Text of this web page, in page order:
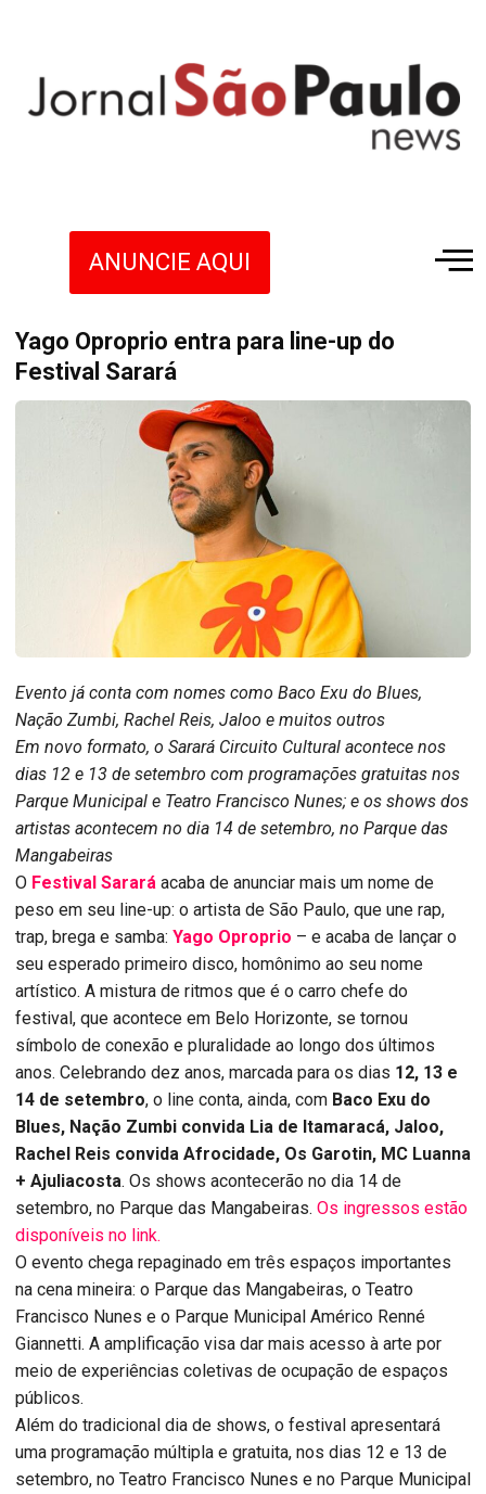
ANUNCIE AQUI
Yago Oproprio entra para line-up do
Festival Sarará
Evento já conta com nomes como Baco Exu do Blues,
Nação Zumbi, Rachel Reis, Jaloo e muitos outros
Em novo formato, o Sarará Circuito Cultural acontece nos
dias 12 e 13 de setembro com programações gratuitas nos
Parque Municipal e Teatro Francisco Nunes; e os shows dos
artistas acontecem no dia 14 de setembro, no Parque das
Mangabeiras
O Festival Sarará acaba de anunciar mais um nome de
peso em seu line-up: o artista de São Paulo, que une rap,
trap, brega e samba: Yago Oproprio – e acaba de lançar o
seu esperado primeiro disco, homônimo ao seu nome
artístico. A mistura de ritmos que é o carro chefe do
festival, que acontece em Belo Horizonte, se tornou
símbolo de conexão e pluralidade ao longo dos últimos
anos. Celebrando dez anos, marcada para os dias 12, 13 e
14 de setembro, o line conta, ainda, com Baco Exu do
Blues, Nação Zumbi convida Lia de Itamaracá, Jaloo,
Rachel Reis convida Afrocidade, Os Garotin, MC Luanna
+ Ajuliacosta. Os shows acontecerão no dia 14 de
setembro, no Parque das Mangabeiras. Os ingressos estão
disponíveis no link.
O evento chega repaginado em três espaços importantes
na cena mineira: o Parque das Mangabeiras, o Teatro
Francisco Nunes e o Parque Municipal Américo Renné
Giannetti. A amplificação visa dar mais acesso à arte por
meio de experiências coletivas de ocupação de espaços
públicos.
Além do tradicional dia de shows, o festival apresentará
uma programação múltipla e gratuita, nos dias 12 e 13 de
setembro, no Teatro Francisco Nunes e no Parque Municipal